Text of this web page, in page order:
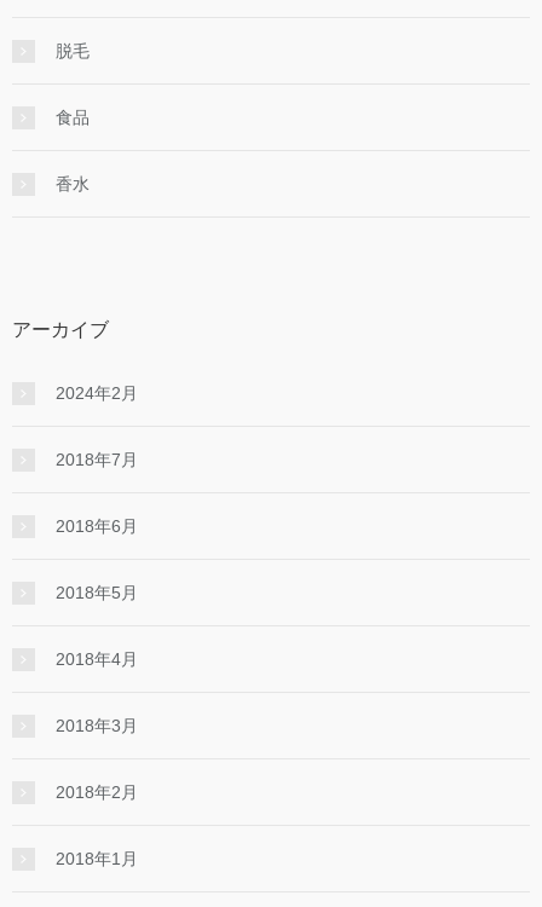
脱毛
食品
香水
アーカイブ
2024年2月
2018年7月
2018年6月
2018年5月
2018年4月
2018年3月
2018年2月
2018年1月